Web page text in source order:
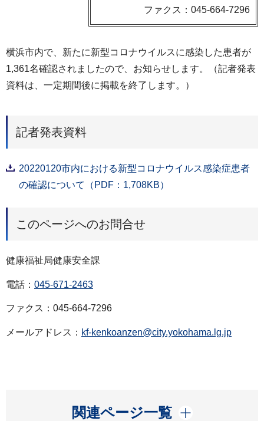
ファクス：045-664-7296
横浜市内で、新たに新型コロナウイルスに感染した患者が
1,361名確認されましたので、お知らせします。（記者発表
資料は、一定期間後に掲載を終了します。）
記者発表資料
20220120市内における新型コロナウイルス感染症患者
の確認について（PDF：1,708KB）
このページへのお問合せ
健康福祉局健康安全課
電話： 045-671-2463
ファクス：045-664-7296
メールアドレス： kf-kenkoanzen@city.yokohama.lg.jp
関連ページ一覧
開く